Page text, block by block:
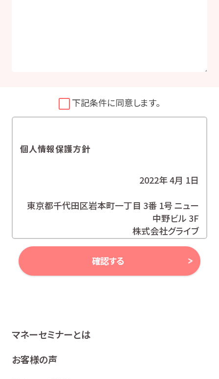
下記条件に同意します。
個人情報保護方針
2022年 4月 1日
東京都千代田区岩本町一丁目 3番 1号 ニュー
中野ビル 3F
株式会社グライブ
代表取締役 安田 潔
当社は、お客様の個人情報及び個人番号（以下「個人情報
当社は、個人情報等の保護に関する関係諸法令、ガイドラ
イン及び、所属金融商品取引業者の社内規程並びにこの
個人情報保護方針を遵守いたします。
確認する
マネーセミナーとは
お客様の声